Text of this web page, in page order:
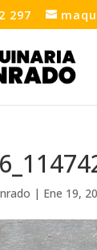
297
| Ene 19,